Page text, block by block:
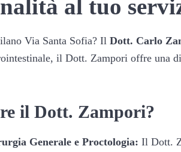
al tuo
Via Santa Sofia? Il Dott. Carlo
il Dott. Zampori offre una
il Dott. Zampori?
Generale e Proctologia: Il Dott.